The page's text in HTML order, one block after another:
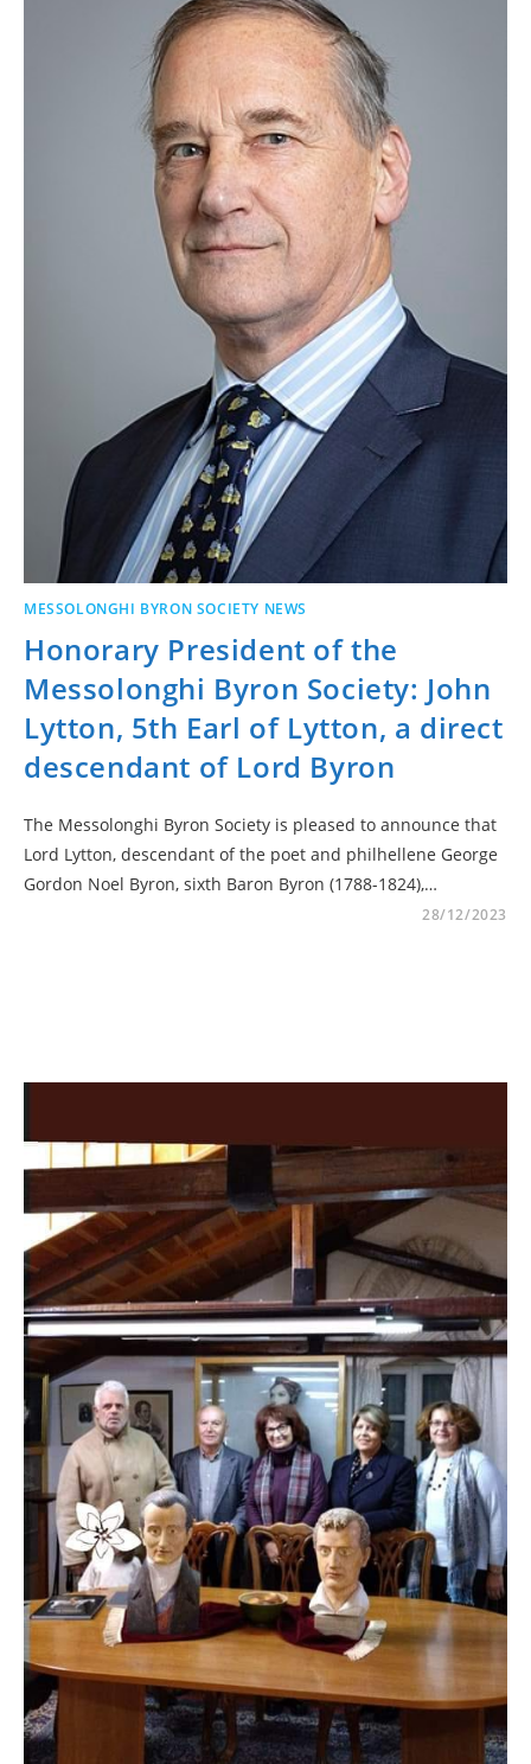
MESSOLONGHI BYRON SOCIETY NEWS
Honorary President of the
Messolonghi Byron Society: John
Lytton, 5th Earl of Lytton, a direct
descendant of Lord Byron
The Messolonghi Byron Society is pleased to announce that
Lord Lytton, descendant of the poet and philhellene George
Gordon Noel Byron, sixth Baron Byron (1788-1824),…
28/12/2023